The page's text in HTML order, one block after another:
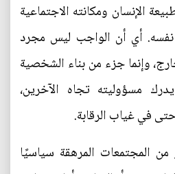
الإنسان ومكانته الاجتماعية
نفسه. أي أن الواجب ليس مجرد
وإنما جزء من بناء الشخصية
مسؤوليته تجاه الآخرين،
في غياب الرقابة.
المجتمعات المرهقة سياسيًا